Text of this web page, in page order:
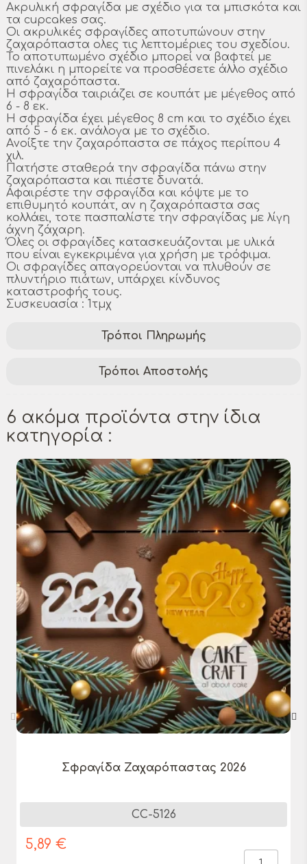
Ακρυλική σφραγίδα με σχέδιο για τα μπισκότα και
τα cupcakes σας.
Οι ακρυλικές σφραγίδες αποτυπώνουν στην
ζαχαρόπαστα ολες τις λεπτομέριες του σχεδίου.
Το αποτυπωμένο σχέδιο μπορεί να βαφτεί με
πινελάκι η μπορείτε να προσθέσετε άλλο σχέδιο
από ζαχαρόπαστα.
Η σφραγίδα ταιριάζει σε κουπάτ με μέγεθος από
6 - 8 εκ.
Η σφραγίδα έχει μέγεθος 8 cm και το σχέδιο έχει
από 5 - 6 εκ. ανάλογα με το σχέδιο.
Aνοίξτε την ζαχαρόπαστα σε πάχος περίπου 4
χιλ.
Πατήστε σταθερά την σφραγίδα πάνω στην
ζαχαρόπαστα και πιέστε δυνατά.
Αφαιρέστε την σφραγίδα και κόψτε με το
επιθυμητό κουπάτ, αν η ζαχαρόπαστα σας
κολλάει, τοτε πασπαλίστε την σφραγίδας με λίγη
άχνη ζάχαρη.
Όλες οι σφραγίδες κατασκευάζονται με υλικά
που είναι εγκεκριμένα για χρήση με τρόφιμα.
Οι σφραγίδες απαγορεύονται να πλυθούν σε
πλυντήριο πιάτων, υπάρχει κίνδυνος
καταστροφής τους.
Συσκευασία : 1τμχ
Τρόποι Πληρωμής
Τρόποι Αποστολής
6 ακόμα προϊόντα στην ίδια
κατηγορία :
Σφραγίδα Ζαχαρόπαστας 2026
CC-5126
5,89 €